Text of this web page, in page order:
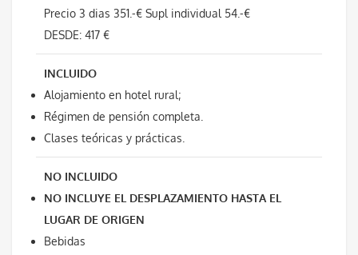
Precio 3 dias 351.-€ Supl individual 54.-€
DESDE: 417 €
INCLUIDO
Alojamiento en hotel rural;
Régimen de pensión completa.
Clases teóricas y prácticas.
NO INCLUIDO
NO INCLUYE EL DESPLAZAMIENTO HASTA EL
LUGAR DE ORIGEN
Bebidas